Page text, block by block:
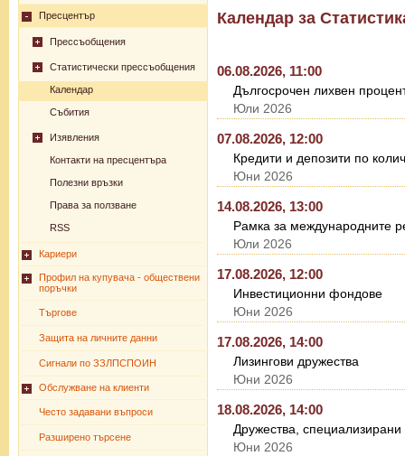
Пресцентър
Прессъобщения
Статистически прессъобщения
Календар
Събития
Изявления
Контакти на пресцентъра
Полезни връзки
Права за ползване
RSS
Кариери
Профил на купувача - обществени
поръчки
Търгове
Защита на личните данни
Сигнали по ЗЗЛПСПОИН
Обслужване на клиенти
Често задавани въпроси
Разширено търсене
Календар за
06.08.2026, 11:00
Дългосрочен лихвен
Юли 2026
07.08.2026, 12:00
Кредити и депозити по
Юни 2026
14.08.2026, 13:00
Рамка за международните
Юли 2026
17.08.2026, 12:00
Инвестиционни фондове
Юни 2026
17.08.2026, 14:00
Лизингови дружества
Юни 2026
18.08.2026, 14:00
Дружества, специализирани
Юни 2026